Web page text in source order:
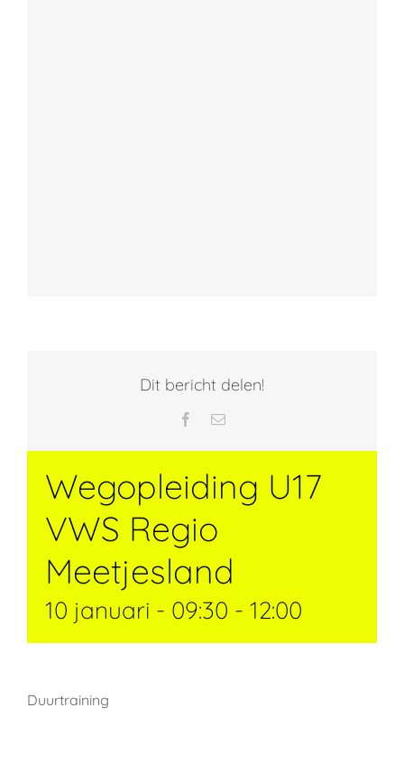
Dit bericht delen!
Facebook
E-
Wegopleiding U17
VWS Regio
Meetjesland
10 januari - 09:30 - 12:00
Duurtraining